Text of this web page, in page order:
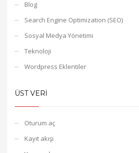
Blog
Search Engine Optimization (SEO)
Sosyal Medya Yönetimi
Teknoloji
Wordpress Eklentiler
ÜST VERI
Oturum aç
Kayıt akışı